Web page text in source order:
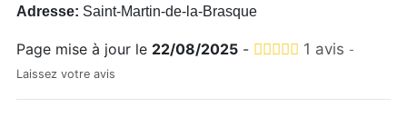
Adresse: Saint-Martin-de-la-Brasque
Page mise à jour le 22/08/2025- 1 avis -
Laissez votre avis